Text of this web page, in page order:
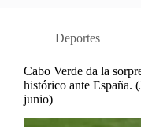
Deportes
Cabo Verde da la
histórico ante España.
junio)